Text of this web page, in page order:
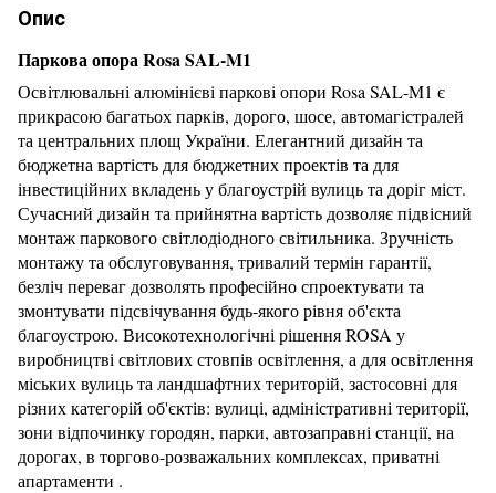
Опис
Паркова опора Rosa SAL-M1
Освітлювальні алюмінієві паркові опори Rosa SAL-M1 є
прикрасою багатьох парків, дорого, шосе, автомагістралей
та центральних площ України. Елегантний дизайн та
бюджетна вартість для бюджетних проектів та для
інвестиційних вкладень у благоустрій вулиць та доріг міст.
Сучасний дизайн та прийнятна вартість дозволяє підвісний
монтаж паркового світлодіодного світильника. Зручність
монтажу та обслуговування, тривалий термін гарантії,
безліч переваг дозволять професійно спроектувати та
змонтувати підсвічування будь-якого рівня об'єкта
благоустрою. Високотехнологічні рішення ROSA у
виробництві світлових стовпів освітлення, а для освітлення
міських вулиць та ландшафтних територій, застосовні для
різних категорій об'єктів: вулиці, адміністративні території,
зони відпочинку городян, парки, автозаправні станції, на
дорогах, в торгово-розважальних комплексах, приватні
апартаменти .